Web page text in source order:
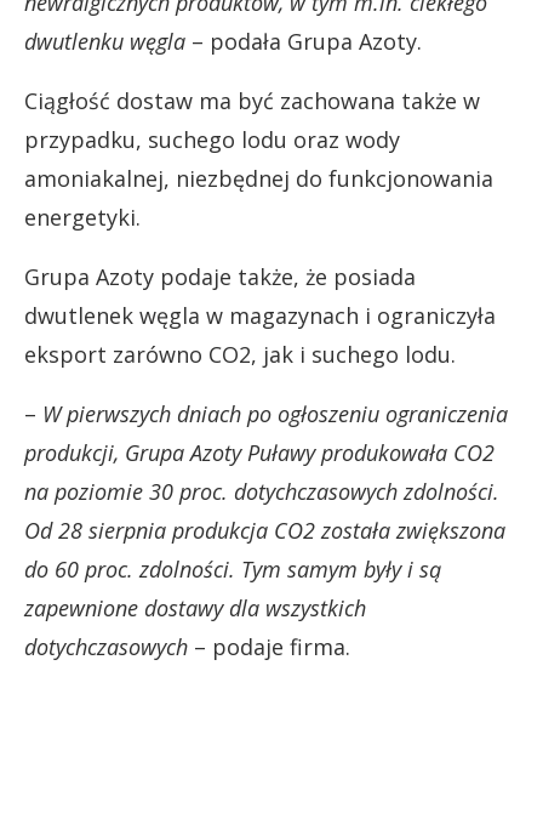
dwutlenku węgla – podała Grupa Azoty.
Ciągłość dostaw ma być zachowana także w
przypadku, suchego lodu oraz wody
amoniakalnej, niezbędnej do funkcjonowania
energetyki.
Grupa Azoty podaje także, że posiada
dwutlenek węgla w magazynach i ograniczyła
eksport zarówno CO2, jak i suchego lodu.
– W pierwszych dniach po ogłoszeniu ograniczenia
produkcji, Grupa Azoty Puławy produkowała CO2
na poziomie 30 proc. dotychczasowych zdolności.
Od 28 sierpnia produkcja CO2 została zwiększona
do 60 proc. zdolności. Tym samym były i są
zapewnione dostawy dla wszystkich
dotychczasowych – podaje firma.